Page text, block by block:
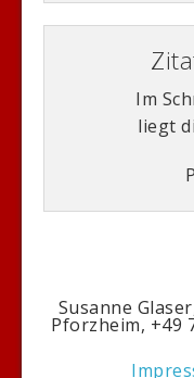
Im
liegt
Susanne
Pforzheim, +49